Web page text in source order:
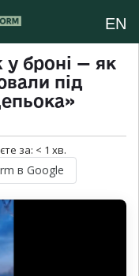
EN
броні — як
під
за: < 1 хв.
в Google